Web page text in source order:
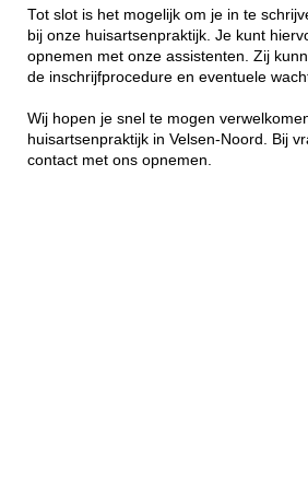
Tot slot is het mogelijk om je in te
bij onze huisartsenpraktijk. Je kunt
opnemen met onze assistenten. Zij
de inschrijfprocedure en eventuele
Wij hopen je snel te mogen
huisartsenpraktijk in Velsen-Noord. Bij
contact met ons opnemen.